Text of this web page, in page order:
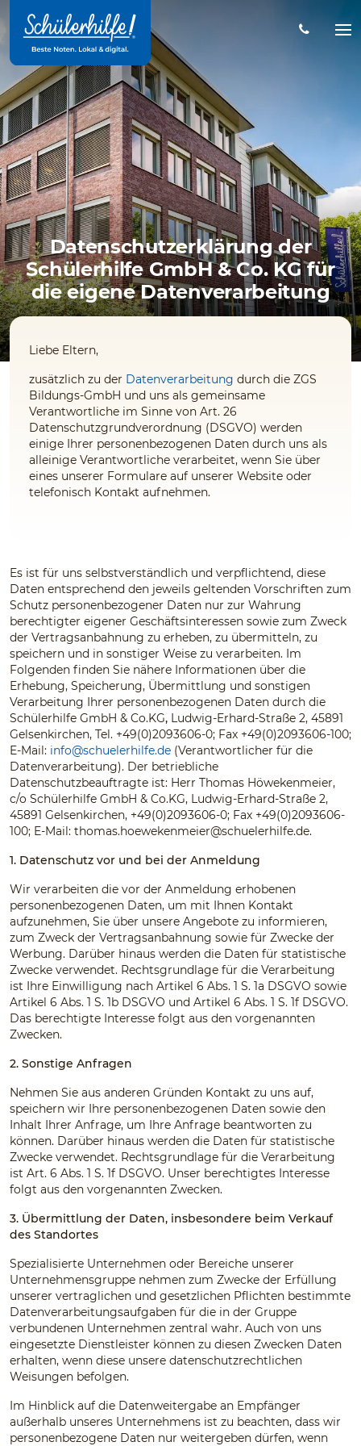
Hauptinhalt
Datenschutzerklärung der
Schülerhilfe GmbH & Co. KG für
die eigene Datenverarbeitung
Liebe Eltern,
zusätzlich zu der Datenverarbeitung durch die ZGS
Bildungs-GmbH und uns als gemeinsame
Verantwortliche im Sinne von Art. 26
Datenschutzgrundverordnung (DSGVO) werden
einige Ihrer personenbezogenen Daten durch uns als
alleinige Verantwortliche verarbeitet, wenn Sie über
eines unserer Formulare auf unserer Website oder
telefonisch Kontakt aufnehmen.
Es ist für uns selbstverständlich und verpflichtend, diese
Daten entsprechend den jeweils geltenden Vorschriften zum
Schutz personenbezogener Daten nur zur Wahrung
berechtigter eigener Geschäftsinteressen sowie zum Zweck
der Vertragsanbahnung zu erheben, zu übermitteln, zu
speichern und in sonstiger Weise zu verarbeiten. Im
Folgenden finden Sie nähere Informationen über die
Erhebung, Speicherung, Übermittlung und sonstigen
Verarbeitung Ihrer personenbezogenen Daten durch die
Schülerhilfe GmbH & Co.KG, Ludwig-Erhard-Straße 2, 45891
Gelsenkirchen, Tel. +49(0)2093606-0; Fax +49(0)2093606-100;
E-Mail: info@schuelerhilfe.de (Verantwortlicher für die
Datenverarbeitung). Der betriebliche
Datenschutzbeauftragte ist: Herr Thomas Höwekenmeier,
c/o Schülerhilfe GmbH & Co.KG, Ludwig-Erhard-Straße 2,
45891 Gelsenkirchen, +49(0)2093606-0; Fax +49(0)2093606-
100; E-Mail: thomas.hoewekenmeier@schuelerhilfe.de.
1. Datenschutz vor und bei der Anmeldung
Wir verarbeiten die vor der Anmeldung erhobenen
personenbezogenen Daten, um mit Ihnen Kontakt
aufzunehmen, Sie über unsere Angebote zu informieren,
zum Zweck der Vertragsanbahnung sowie für Zwecke der
Werbung. Darüber hinaus werden die Daten für statistische
Zwecke verwendet. Rechtsgrundlage für die Verarbeitung
ist Ihre Einwilligung nach Artikel 6 Abs. 1 S. 1a DSGVO sowie
Artikel 6 Abs. 1 S. 1b DSGVO und Artikel 6 Abs. 1 S. 1f DSGVO.
Das berechtigte Interesse folgt aus den vorgenannten
Zwecken.
2. Sonstige Anfragen
Nehmen Sie aus anderen Gründen Kontakt zu uns auf,
speichern wir Ihre personenbezogenen Daten sowie den
Inhalt Ihrer Anfrage, um Ihre Anfrage beantworten zu
können. Darüber hinaus werden die Daten für statistische
Zwecke verwendet. Rechtsgrundlage für die Verarbeitung
ist Art. 6 Abs. 1 S. 1f DSGVO. Unser berechtigtes Interesse
folgt aus den vorgenannten Zwecken.
3. Übermittlung der Daten, insbesondere beim Verkauf
des Standortes
Spezialisierte Unternehmen oder Bereiche unserer
Unternehmensgruppe nehmen zum Zwecke der Erfüllung
unserer vertraglichen und gesetzlichen Pflichten bestimmte
Datenverarbeitungsaufgaben für die in der Gruppe
verbundenen Unternehmen zentral wahr. Auch von uns
eingesetzte Dienstleister können zu diesen Zwecken Daten
erhalten, wenn diese unsere datenschutzrechtlichen
Weisungen befolgen.
Im Hinblick auf die Datenweitergabe an Empfänger
außerhalb unseres Unternehmens ist zu beachten, dass wir
personenbezogene Daten nur weitergeben dürfen, wenn